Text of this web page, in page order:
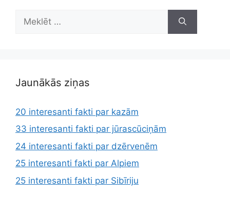
Jaunākās ziņas
20 interesanti fakti par kazām
33 interesanti fakti par jūrascūciņām
24 interesanti fakti par dzērvenēm
25 interesanti fakti par Alpiem
25 interesanti fakti par Sibīriju